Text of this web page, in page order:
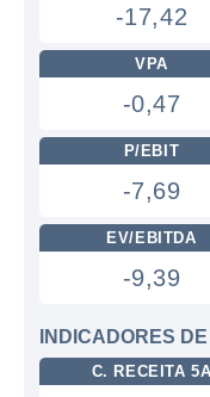
-17,42
VPA
-0,47
P/EBIT
-7,69
EV/EBITDA
-9,39
INDICADORES
C. RECEITA 5A